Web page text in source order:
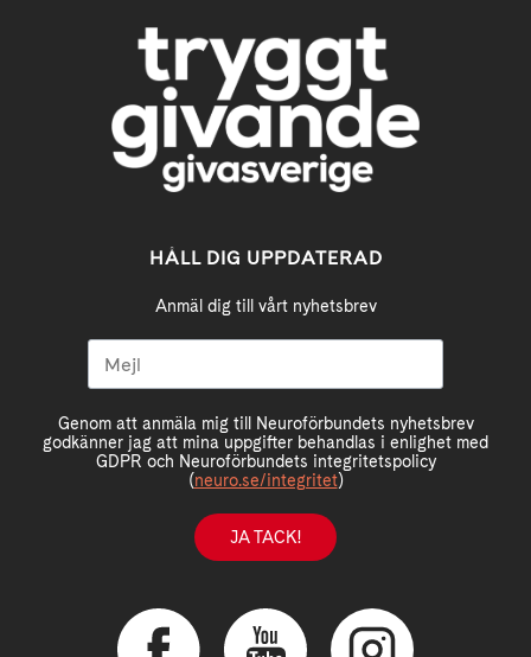
HÅLL DIG UPPDATERAD
Anmäl dig till vårt nyhetsbrev
Genom att anmäla mig till Neuroförbundets nyhetsbrev
godkänner jag att mina uppgifter behandlas i enlighet med
GDPR och Neuroförbundets integritetspolicy
(neuro.se/integritet)
JA TACK!